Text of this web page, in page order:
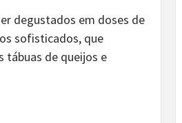
degustados em doses de
sofisticados, que
tábuas de queijos e